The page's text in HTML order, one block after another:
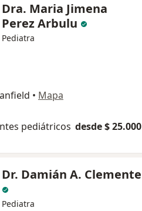
Dra. Maria Jimena
Perez Arbulu
Pediatra
• Mapa
pediátricos desde $ 25.000
Dr. Damián A. Clemente
Pediatra